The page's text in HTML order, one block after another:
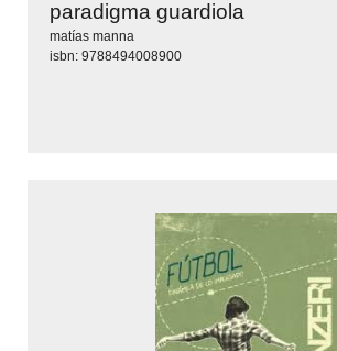
paradigma guardiola
matías manna
isbn: 9788494008900